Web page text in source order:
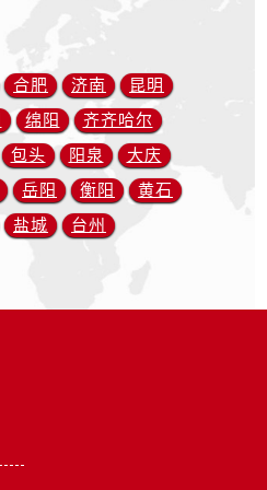
合肥 济南
昆明
绵阳
齐齐哈尔
包头 阳泉
大庆
岳阳 衡阳
黄石
盐城 台州